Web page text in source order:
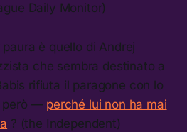
Daily Monitor)
è quello di Andrej
che sembra destinato a
rifiuta il paragone con lo
però — perché lui non ha mai
? (the Independent)